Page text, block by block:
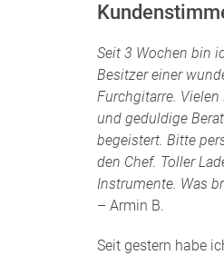
Seit 3 Wochen bin
Besitzer einer
Furchgitarre.
und geduldige
begeistert. Bitte
den Chef. Toller
Instrumente. Was
– Armin B.
Seit gestern habe